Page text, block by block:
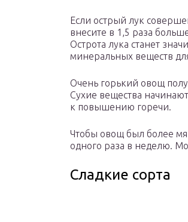
Если острый лук
внесите в 1,5 раза
Острота лука станет
минеральных веществ
Очень горький овощ
Сухие вещества
к повышению горечи.
Чтобы овощ был более
одного раза в неделю.
Сладкие сорта